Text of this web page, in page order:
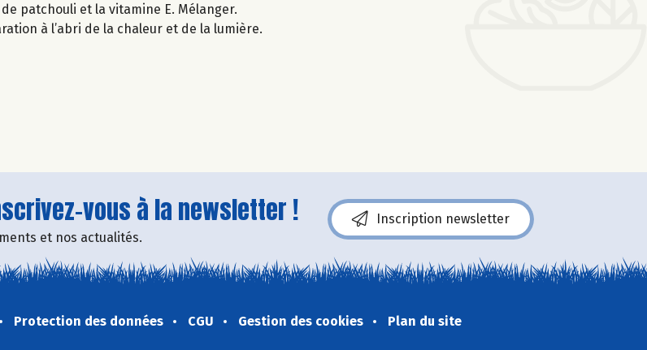
patchouli et la vitamine E. Mélanger.
à l’abri de la chaleur et de la lumière.
vous à la newsletter !
et nos actualités.
Inscription newsletter
Protection des données CGU Gestion des cookies Plan du site